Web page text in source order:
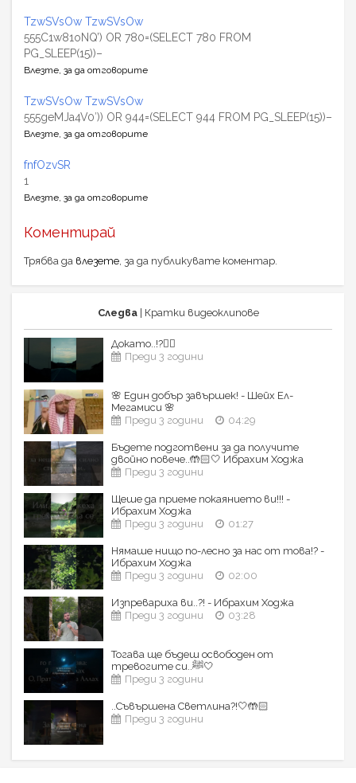
TzwSVsOw TzwSVsOw
555C1w81oNQ’) OR 780=(SELECT 780 FROM
PG_SLEEP(15))–
Влезте, за да отговорите
TzwSVsOw TzwSVsOw
555geMJa4V0′)) OR 944=(SELECT 944 FROM PG_SLEEP(15))–
Влезте, за да отговорите
fnfOzvSR
1
Влезте, за да отговорите
Коментирай
Трябва да влезете, за да публикувате коментар.
Следва| Кратки видеоклипове
Докато..!?☝🏼
Преди 3 години
🌸 Един добър завършек! - Шейх Ел-
Мегамиси 🌸
Преди 3 години
04:29
Бъдете подготвени за да получите
двойно повече..🤲🏻🤍 Ибрахим Ходжа
Преди 3 години
Щеше да приеме покаянието ви!!! -
Ибрахим Ходжа
Преди 3 години
01:27
Нямаше нищо по-лесно за нас от това!? -
Ибрахим Ходжа
Преди 3 години
02:00
Изпревариха ви..?! - Ибрахим Ходжа
Преди 3 години
03:28
Тогава ще бъдеш освободен от
тревогите си..ﷺ🤍
Преди 3 години
..Съвършена Светлина?!🤍🤲🏻
Преди 3 години